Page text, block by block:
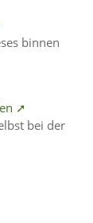
binnen
➚
bei der